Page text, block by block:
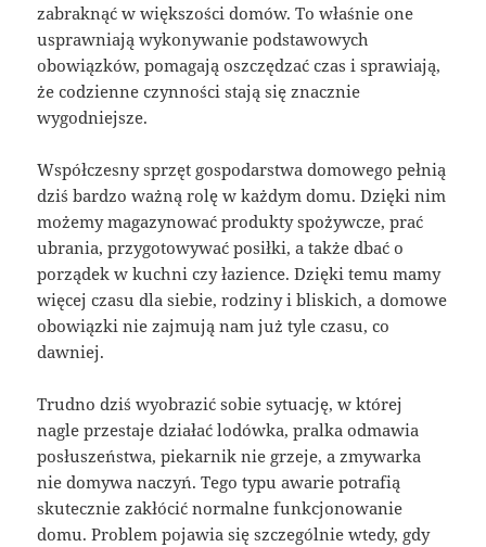
zabraknąć w większości domów. To właśnie one
usprawniają wykonywanie podstawowych
obowiązków, pomagają oszczędzać czas i sprawiają,
że codzienne czynności stają się znacznie
wygodniejsze.
Współczesny sprzęt gospodarstwa domowego pełnią
dziś bardzo ważną rolę w każdym domu. Dzięki nim
możemy magazynować produkty spożywcze, prać
ubrania, przygotowywać posiłki, a także dbać o
porządek w kuchni czy łazience. Dzięki temu mamy
więcej czasu dla siebie, rodziny i bliskich, a domowe
obowiązki nie zajmują nam już tyle czasu, co
dawniej.
Trudno dziś wyobrazić sobie sytuację, w której
nagle przestaje działać lodówka, pralka odmawia
posłuszeństwa, piekarnik nie grzeje, a zmywarka
nie domywa naczyń. Tego typu awarie potrafią
skutecznie zakłócić normalne funkcjonowanie
domu. Problem pojawia się szczególnie wtedy, gdy